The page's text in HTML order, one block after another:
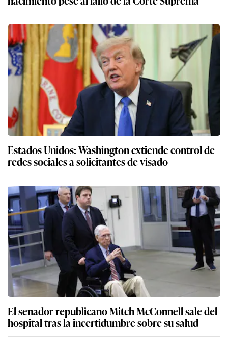
Estados Unidos: Washington extiende control de
redes sociales a solicitantes de visado
El senador republicano Mitch McConnell sale del
hospital tras la incertidumbre sobre su salud